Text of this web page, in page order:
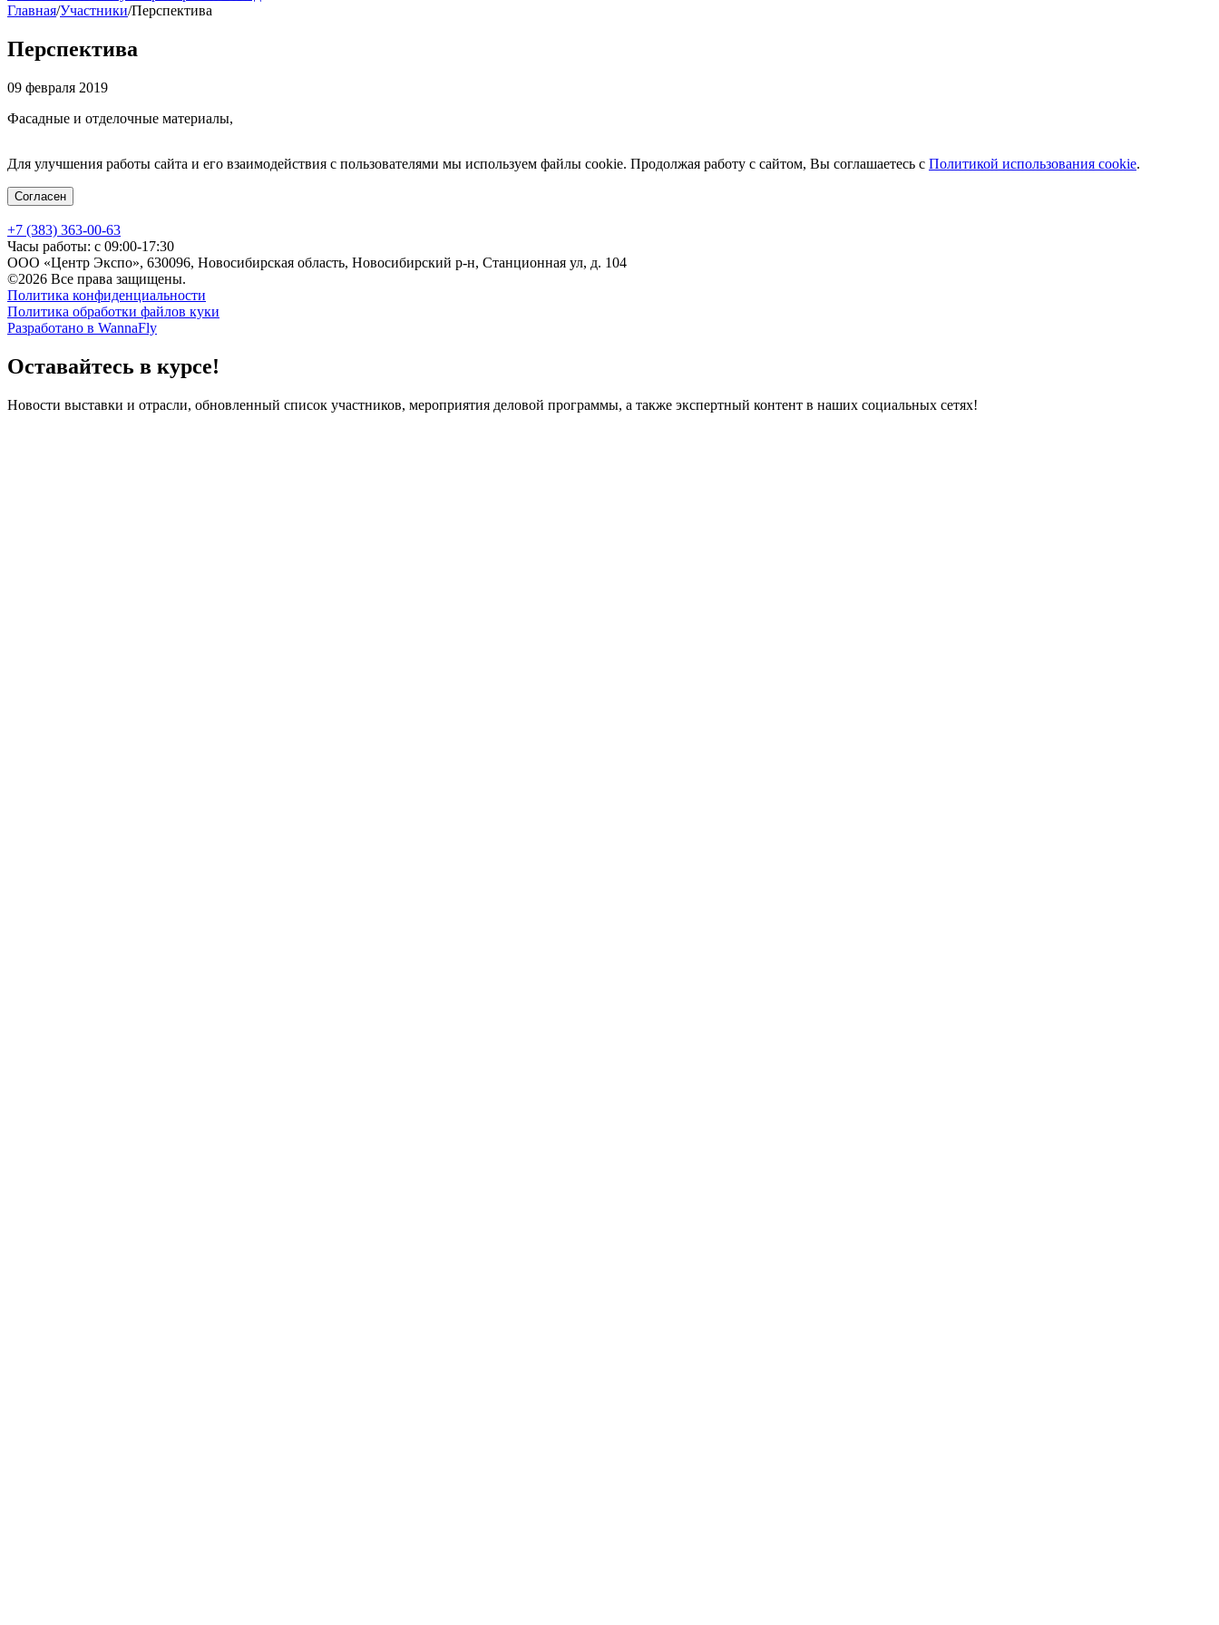
Главная/Участники/Перспектива
Перспектива
09 февраля 2019
Фасадные и отделочные материалы,
Для улучшения работы сайта и его взаимодействия с пользователями мы используем файлы cookie. Продолжая работу с сайтом, Вы соглашаетесь с Политикой использования cookie.
Согласен
+7 (383) 363-00-63
Часы работы: с 09:00-17:30
ООО «Центр Экспо», 630096, Новосибирская область, Новосибирский р-н, Станционная ул, д. 104
©2026 Все права защищены.
Политика конфиденциальности
Политика обработки файлов куки
Разработано в WannaFly
Оставайтесь в курсе!
Новости выставки и отрасли, обновленный список участников, мероприятия деловой программы, а также экспертный контент в наших социальных сетях!